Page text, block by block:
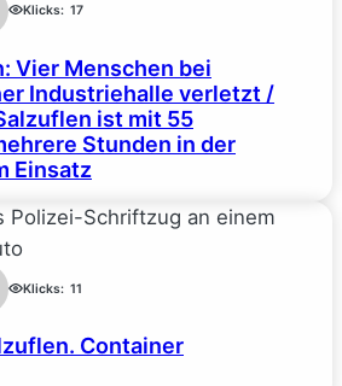
Klicks: 17
Vier Menschen bei
Industriehalle verletzt /
ist mit 55
Stunden in der
Einsatz
Klicks: 11
Container